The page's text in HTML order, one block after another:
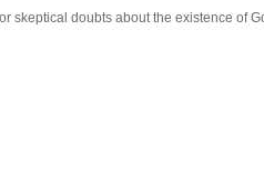
skeptical doubts about the existence of